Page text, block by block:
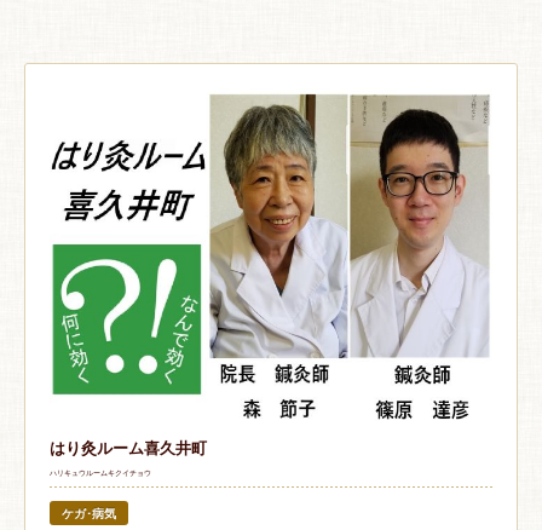
はり灸ルーム喜久井町
ハリキュウルームキクイチョウ
ケガ･病気